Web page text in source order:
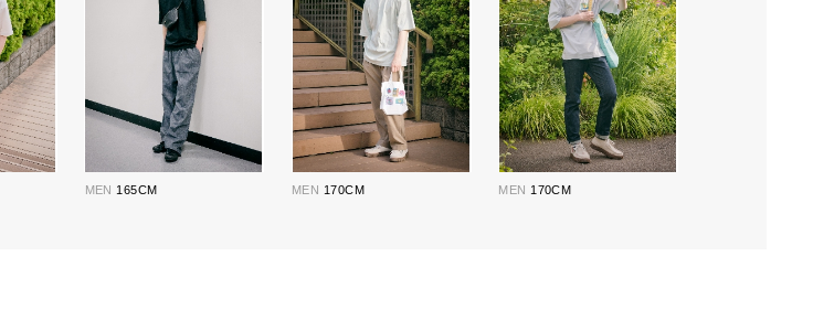
MEN 165CM MEN 170CM MEN 170CM